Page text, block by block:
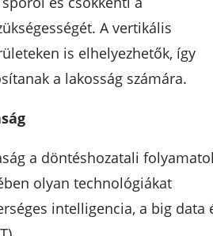
A vertikális
is elhelyezhetők, így
a lakosság számára.
a döntéshozatali
olyan technológiákat
intelligencia, a big data